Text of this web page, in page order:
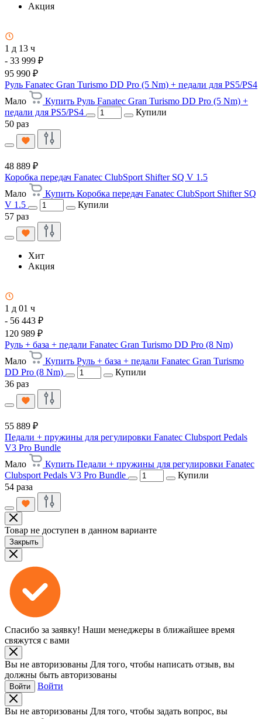
Акция
1 д 13 ч
- 33 999 ₽
95 990 ₽
Руль Fanatec Gran Turismo DD Pro (5 Nm) + педали для PS5/PS4
Мало
Купить Руль Fanatec Gran Turismo DD Pro (5 Nm) +
педали для PS5/PS4
Купили
50 раз
48 889 ₽
Коробка передач Fanatec ClubSport Shifter SQ V 1.5
Мало
Купить Коробка передач Fanatec ClubSport Shifter SQ
V 1.5
Купили
57 раз
Хит
Акция
1 д 01 ч
- 56 443 ₽
120 989 ₽
Руль + база + педали Fanatec Gran Turismo DD Pro (8 Nm)
Мало
Купить Руль + база + педали Fanatec Gran Turismo
DD Pro (8 Nm)
Купили
36 раз
55 889 ₽
Педали + пружины для регулировки Fanatec Clubsport Pedals
V3 Pro Bundle
Мало
Купить Педали + пружины для регулировки Fanatec
Clubsport Pedals V3 Pro Bundle
Купили
54 раза
Товар не доступен в данном варианте
Закрыть
Спасибо за заявку! Наши менеджеры в ближайшее время
свяжутся с вами
Вы не авторизованы Для того, чтобы написать отзыв, вы
должны быть авторизованы
Войти Войти
Вы не авторизованы Для того, чтобы задать вопрос, вы